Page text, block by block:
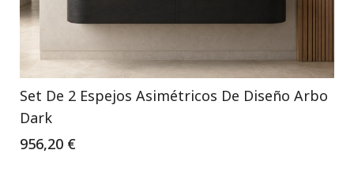
Set De 2 Espejos Asimétricos De Diseño Arbo
Dark
956,20 €